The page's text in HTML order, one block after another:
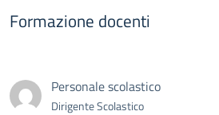
Formazione docenti
Personale scolastico
Dirigente Scolastico